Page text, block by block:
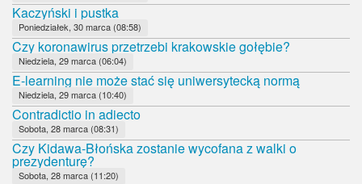
Kaczyński i pustka
Poniedziałek, 30 marca (08:58)
Czy koronawirus przetrzebi krakowskie gołębie?
Niedziela, 29 marca (06:04)
E-learning nie może stać się uniwersytecką normą
Niedziela, 29 marca (10:40)
Contradictio in adiecto
Sobota, 28 marca (08:31)
Czy Kidawa-Błońska zostanie wycofana z walki o
prezydenturę?
Sobota, 28 marca (11:20)